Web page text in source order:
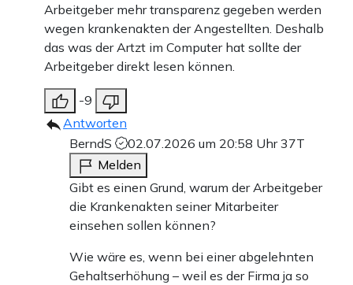
Arbeitgeber mehr transparenz gegeben werden
wegen krankenakten der Angestellten. Deshalb
das was der Artzt im Computer hat sollte der
Arbeitgeber direkt lesen können.
-9
Antworten
BerndS
02.07.2026 um 20:58 Uhr37T
Melden
Gibt es einen Grund, warum der Arbeitgeber
die Krankenakten seiner Mitarbeiter
einsehen sollen können?
Wie wäre es, wenn bei einer abgelehnten
Gehaltserhöhung – weil es der Firma ja so